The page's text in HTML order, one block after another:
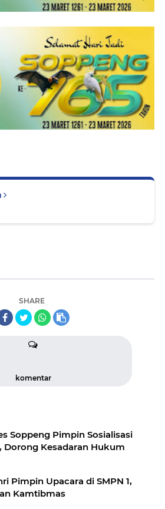
SHARE
komentar
Soppeng Pimpin Sosialisasi
Dorong Kesadaran Hukum
Pimpin Upacara di SMPN 1,
Kamtibmas